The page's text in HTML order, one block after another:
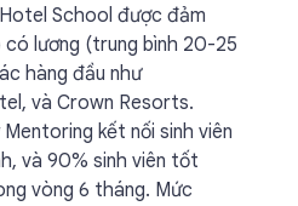
School được đảm
lương (trung bình 20-25
hàng đầu như
và Crown Resorts.
kết nối sinh viên
và 90% sinh viên tốt
vòng 6 tháng. Mức